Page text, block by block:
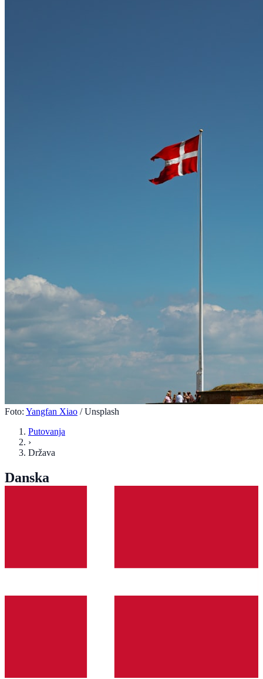
Foto: Yangfan Xiao / Unsplash
Putovanja
›
Država
Danska